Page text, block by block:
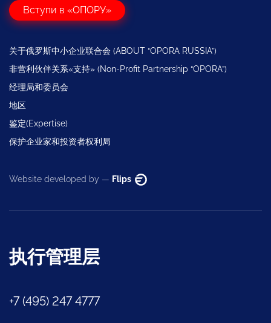
Вступи в «ОПОРУ»
关于俄罗斯中小企业联合会 (ABOUT “OPORA RUSSIA”)
非营利伙伴关系«支持» (Non-Profit Partnership “OPORA”)
经理局和委员会
地区
鉴定(Expertise)
保护企业家和投资者权利局
Website developed by — Flips
执行管理层
+7 (495) 247 4777